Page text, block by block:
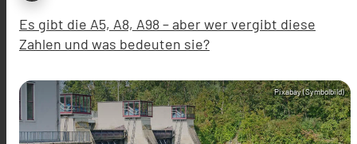
Es gibt die A5, A8, A98 – aber wer vergibt diese
Zahlen und was bedeuten sie?
Pixabay (Symbolbild)